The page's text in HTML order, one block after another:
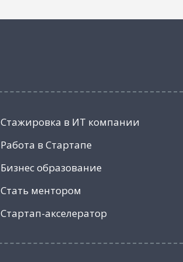
Стажировка в ИТ компании
Работа в Стартапе
Бизнес образование
Стать ментором
Стартап-акселератор